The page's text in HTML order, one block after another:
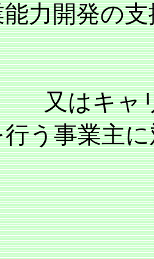
力開発の
リア・
う事業主